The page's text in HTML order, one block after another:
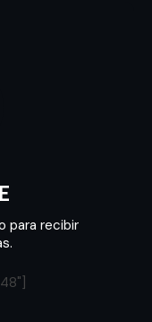
para recibir